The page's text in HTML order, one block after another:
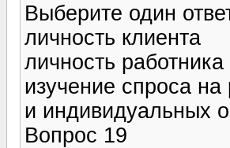
Выберите один
личность клиента
личность
изучение спроса на
и индивидуальных
Вопрос 19